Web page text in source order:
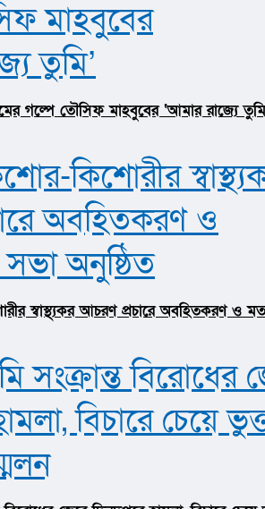
গল্পে তৌসিফ মাহবুবের ‘আমার রাজ্যে
স্বাস্থ্যকর আচরণ প্রচারে অবহিতকরণ ও